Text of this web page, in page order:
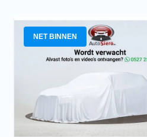
NET BINNEN